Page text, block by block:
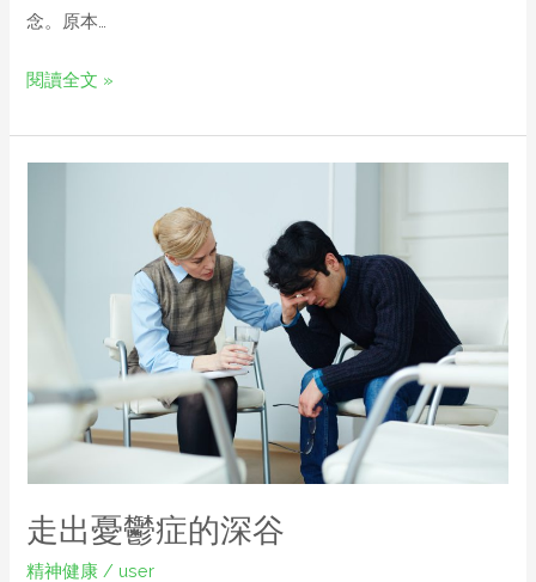
念。原本…
閱讀全文 »
走出憂鬱症的深谷
精神健康 / user